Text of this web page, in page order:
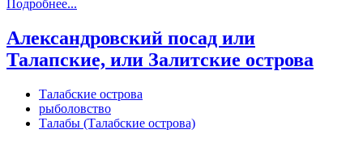
Подробнее...
Александровский посад или
Талапские, или Залитские острова
Талабские острова
рыболовство
Талабы (Талабские острова)